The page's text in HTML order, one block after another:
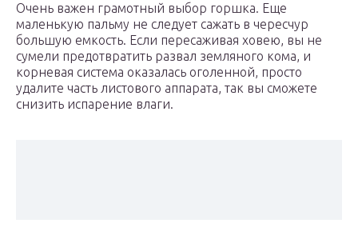
Очень важен грамотный выбор горшка. Еще
маленькую пальму не следует сажать в чересчур
большую емкость. Если пересаживая ховею, вы не
сумели предотвратить развал земляного кома, и
корневая система оказалась оголенной, просто
удалите часть листового аппарата, так вы сможете
снизить испарение влаги.